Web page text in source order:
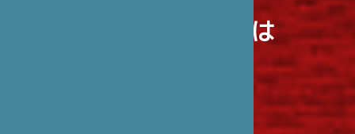
笹川日仏財団とは